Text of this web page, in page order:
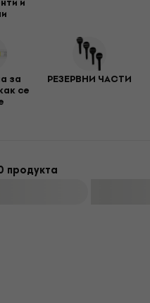
за
се
РЕЗЕРВНИ ЧАСТИ
продукта